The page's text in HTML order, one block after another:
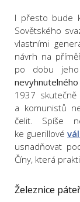
I přesto bude
Sovětského
vlastními
návrh na
po dobu
1937
a komunistů
čelit. Spíše
ke guerillové
usnadňovat
Číny, která
Železnice